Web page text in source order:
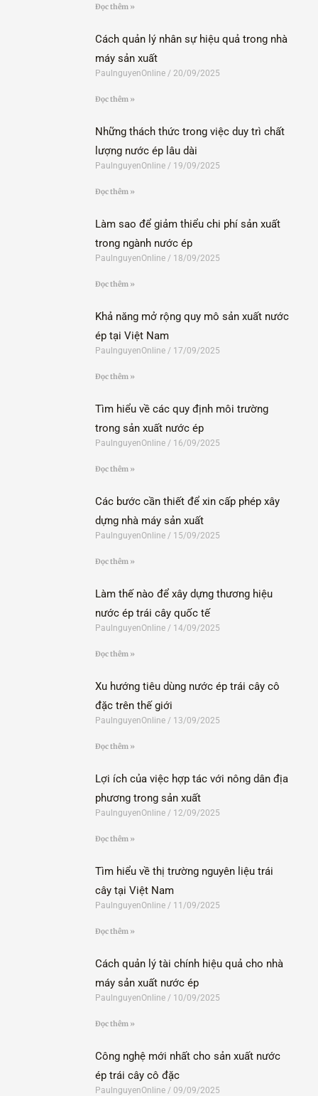
Đọc thêm »
Cách quản lý nhân sự hiệu quả trong nhà
máy sản xuất
PaulnguyenOnline 20/09/2025
Đọc thêm »
Những thách thức trong việc duy trì chất
lượng nước ép lâu dài
PaulnguyenOnline 19/09/2025
Đọc thêm »
Làm sao để giảm thiểu chi phí sản xuất
trong ngành nước ép
PaulnguyenOnline 18/09/2025
Đọc thêm »
Khả năng mở rộng quy mô sản xuất nước
ép tại Việt Nam
PaulnguyenOnline 17/09/2025
Đọc thêm »
Tìm hiểu về các quy định môi trường
trong sản xuất nước ép
PaulnguyenOnline 16/09/2025
Đọc thêm »
Các bước cần thiết để xin cấp phép xây
dựng nhà máy sản xuất
PaulnguyenOnline 15/09/2025
Đọc thêm »
Làm thế nào để xây dựng thương hiệu
nước ép trái cây quốc tế
PaulnguyenOnline 14/09/2025
Đọc thêm »
Xu hướng tiêu dùng nước ép trái cây cô
đặc trên thế giới
PaulnguyenOnline 13/09/2025
Đọc thêm »
Lợi ích của việc hợp tác với nông dân địa
phương trong sản xuất
PaulnguyenOnline 12/09/2025
Đọc thêm »
Tìm hiểu về thị trường nguyên liệu trái
cây tại Việt Nam
PaulnguyenOnline 11/09/2025
Đọc thêm »
Cách quản lý tài chính hiệu quả cho nhà
máy sản xuất nước ép
PaulnguyenOnline 10/09/2025
Đọc thêm »
Công nghệ mới nhất cho sản xuất nước
ép trái cây cô đặc
PaulnguyenOnline 09/09/2025